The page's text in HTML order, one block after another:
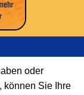
oder
können Sie Ihre